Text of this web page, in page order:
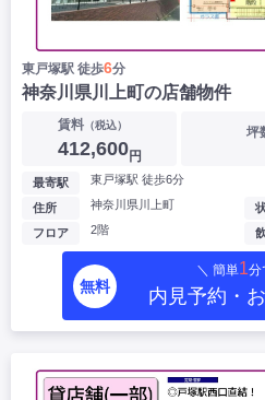
東戸塚駅 徒歩6分
神奈川県川上町の店舗物件
賃料（税込）
412,600円
坪
最寄駅 東戸塚駅 徒歩6分
住所 神奈川県川上町
フロア 2階
無料
＼ 簡単1分
内見予約・